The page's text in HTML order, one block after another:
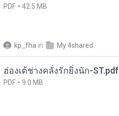
PDF 42.5 MB
kp_fha in My 4shared
ฮ่องเต้ช่างคลั่งรักยิ่งนัก-ST.pdf
PDF 9.0 MB